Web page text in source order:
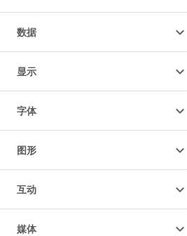
数据
显示
字体
图形
互动
媒体